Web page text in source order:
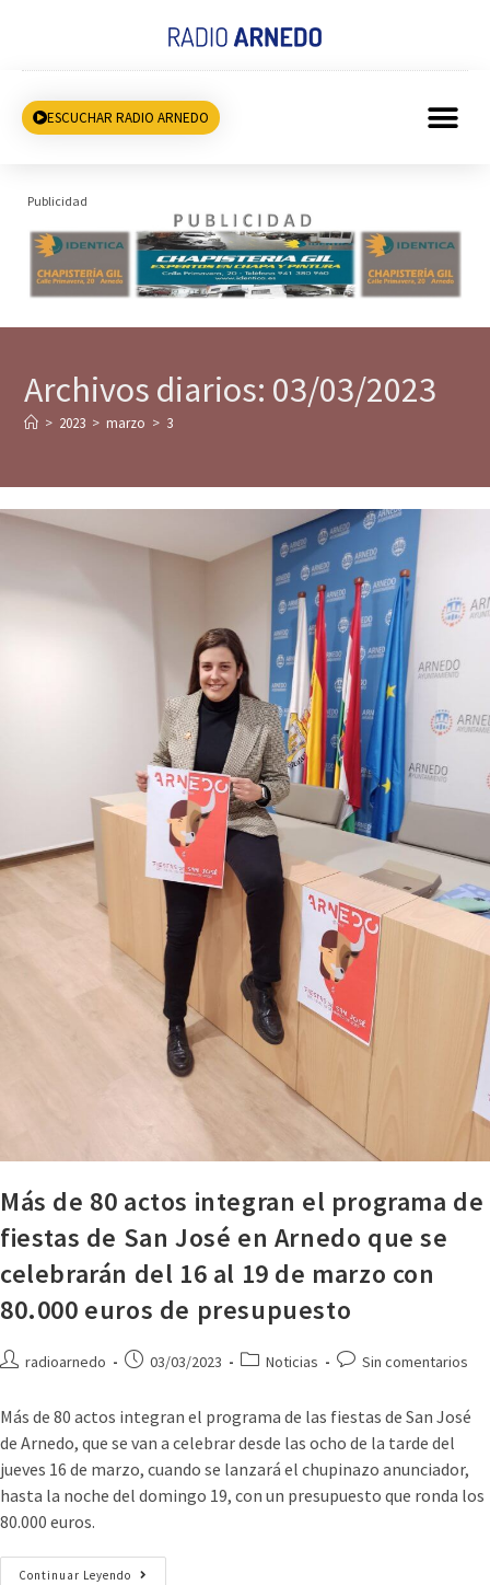
ESCUCHAR RADIO ARNEDO
Publicidad
Archivos diarios: 03/03/2023
> 2023 > marzo > 3
Más de 80 actos integran el programa de
fiestas de San José en Arnedo que se
celebrarán del 16 al 19 de marzo con
80.000 euros de presupuesto
radioarnedo 03/03/2023 Noticias Sin comentarios
Más de 80 actos integran el programa de las fiestas de San José
de Arnedo, que se van a celebrar desde las ocho de la tarde del
jueves 16 de marzo, cuando se lanzará el chupinazo anunciador,
hasta la noche del domingo 19, con un presupuesto que ronda los
80.000 euros.
Continuar Leyendo